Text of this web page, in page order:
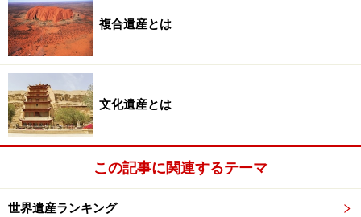
日光の社寺（栃木県）
国指定の特別天然記念物。©日光山輪王寺 ※写真はクリック
複合遺産とは
文化遺産とは
この記事に関連するテーマ
世界遺産ランキング